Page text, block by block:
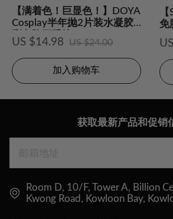
【满着色！巨显色！】DOYA
Cosplay半年抛2片装水凝胶
彩色隐形眼镜
US $14.98 US $24.00
加入购物车
免
获取最新产品和促销
Room D, 10/F, Tower A, Billion
Kwong Road, Kowloon Bay,